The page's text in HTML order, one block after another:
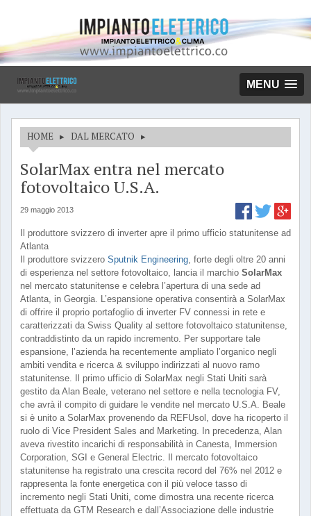
MENU
HOME ▸ DAL MERCATO ▸
SolarMax entra nel mercato
fotovoltaico U.S.A.
29 maggio 2013
Il produttore svizzero di inverter apre il primo ufficio statunitense ad
Atlanta
Il produttore svizzero Sputnik Engineering, forte degli oltre 20 anni
di esperienza nel settore fotovoltaico, lancia il marchio SolarMax
nel mercato statunitense e celebra l’apertura di una sede ad
Atlanta, in Georgia. L’espansione operativa consentirà a SolarMax
di offrire il proprio portafoglio di inverter FV connessi in rete e
caratterizzati da Swiss Quality al settore fotovoltaico statunitense,
contraddistinto da un rapido incremento. Per supportare tale
espansione, l’azienda ha recentemente ampliato l’organico negli
ambiti vendita e ricerca & sviluppo indirizzati al nuovo ramo
statunitense. Il primo ufficio di SolarMax negli Stati Uniti sarà
gestito da Alan Beale, veterano nel settore e nella tecnologia FV,
che avrà il compito di guidare le vendite nel mercato U.S.A. Beale
si è unito a SolarMax provenendo da REFUsol, dove ha ricoperto il
ruolo di Vice President Sales and Marketing. In precedenza, Alan
aveva rivestito incarichi di responsabilità in Canesta, Immersion
Corporation, SGI e General Electric. Il mercato fotovoltaico
statunitense ha registrato una crescita record del 76% nel 2012 e
rappresenta la fonte energetica con il più veloce tasso di
incremento negli Stati Uniti, come dimostra una recente ricerca
effettuata da GTM Research e dall’Associazione delle industrie